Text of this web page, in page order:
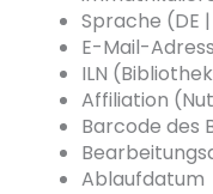
Sprache (DE |
E-Mail-
ILN
Affiliation
Barcode des
Ablaufdatum